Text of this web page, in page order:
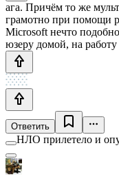
ага. Причём то же
грамотно при помощи
Microsoft нечто
юзеру домой, на
Ответить
НЛО прилетело и